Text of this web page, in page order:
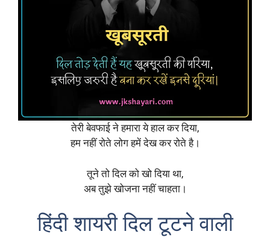
तेरी बेवफाई ने हमारा ये हाल कर दिया,
हम नहीं रोते लोग हमें देख कर रोते है।
तूने तो दिल को खो दिया था,
अब तुझे खोजना नहीं चाहता।
हिंदी शायरी दिल टूटने वाली